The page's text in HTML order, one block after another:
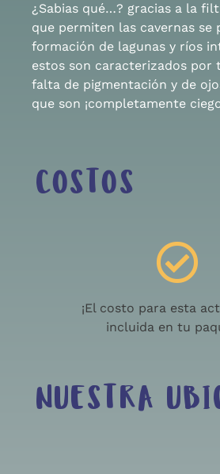
¿Sabias qué…? gracias a la
que permiten las cavernas se
formación de lagunas y ríos
estos son caracterizados por
falta de pigmentación y de
que son ¡completamente
COSTOS
¡El costo para esta
incluida en tu
NUESTRA